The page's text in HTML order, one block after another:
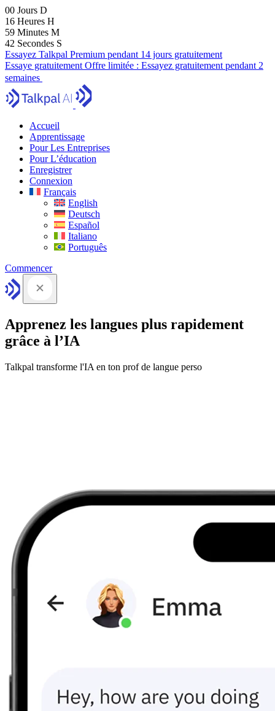
00 Jours D
16 Heures H
59 Minutes M
41 Secondes S
Essayez Talkpal Premium pendant 14 jours gratuitement
Essaye gratuitement Offre limitée : Essayez gratuitement pendant 2
semaines
Accueil
Apprentissage
Pour Les Entreprises
Pour L’éducation
Enregistrer
Connexion
Français
English
Deutsch
Español
Italiano
Português
Commencer
Apprenez les langues plus rapidement
grâce à l’IA
Talkpal transforme l'IA en ton prof de langue perso